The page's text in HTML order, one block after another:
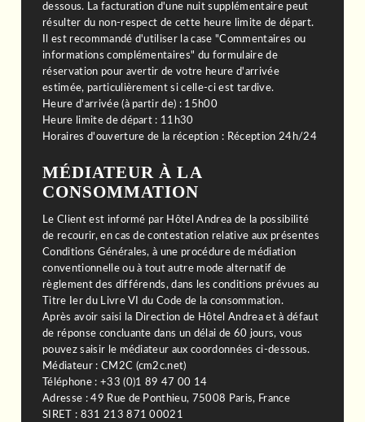
dessous. La facturation d'une nuit supplémentaire peut
résulter du non-respect de cette heure limite de départ.
Il est recommandé d'utiliser la case "Commentaires ou
informations complémentaires" du formulaire de
réservation pour avertir de votre heure d'arrivée
estimée, particulièrement si celle-ci est tardive.
Heure d'arrivée (à partir de) : 15h00
Heure limite de départ : 11h30
Horaires d'ouverture de la réception : Réception 24h/24
MÉDIATEUR À LA
CONSOMMATION
Le Client est informé par Hôtel Andrea de la possibilité
de recourir, en cas de contestation relative aux présentes
Conditions Générales, à une procédure de médiation
conventionnelle ou à tout autre mode alternatif de
règlement des différends, dans les conditions prévues au
Titre Ier du Livre VI du Code de la consommation.
Après avoir saisi la Direction de Hôtel Andrea et à défaut
de réponse concluante dans un délai de 60 jours, vous
pouvez saisir le médiateur aux coordonnées ci-dessous.
Médiateur : CM2C (cm2c.net)
Téléphone : +33 (0)1 89 47 00 14
Adresse : 49 Rue de Ponthieu, 75008 Paris, France
SIRET : 831 213 871 00021